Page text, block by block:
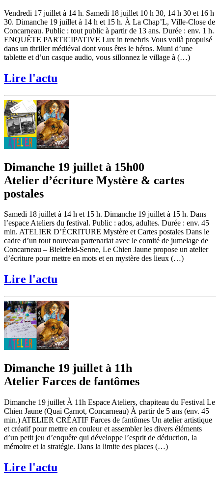
Vendredi 17 juillet à 14 h. Samedi 18 juillet 10 h 30, 14 h 30 et 16 h
30. Dimanche 19 juillet à 14 h et 15 h. À La Chap’L, Ville-Close de
Concarneau. Public : tout public à partir de 13 ans. Durée : env. 1 h.
ENQUÊTE PARTICIPATIVE Lux in tenebris Vous voilà propulsé
dans un thriller médiéval dont vous êtes le héros. Muni d’une
tablette et d’un casque audio, vous sillonnez le village à (…)
Lire l'actu
Dimanche 19 juillet à 15h00
Atelier d’écriture Mystère & cartes
postales
Samedi 18 juillet à 14 h et 15 h. Dimanche 19 juillet à 15 h. Dans
l’espace Ateliers du festival. Public : ados, adultes. Durée : env. 45
min. ATELIER D’ÉCRITURE Mystère et Cartes postales Dans le
cadre d’un tout nouveau partenariat avec le comité de jumelage de
Concarneau – Bielefeld-Senne, Le Chien Jaune propose un atelier
d’écriture pour mettre en mots et en mystère des lieux (…)
Lire l'actu
Dimanche 19 juillet à 11h
Atelier Farces de fantômes
Dimanche 19 juillet À 11h Espace Ateliers, chapiteau du Festival Le
Chien Jaune (Quai Carnot, Concarneau) À partir de 5 ans (env. 45
min.) ATELIER CRÉATIF Farces de fantômes Un atelier artistique
et créatif pour mettre en couleur et assembler les divers éléments
d’un petit jeu d’enquête qui développe l’esprit de déduction, la
mémoire et la stratégie. Dans la limite des places (…)
Lire l'actu